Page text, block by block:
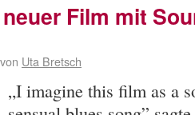
Film mit
von Uta Bretsch
„I imagine this film as a